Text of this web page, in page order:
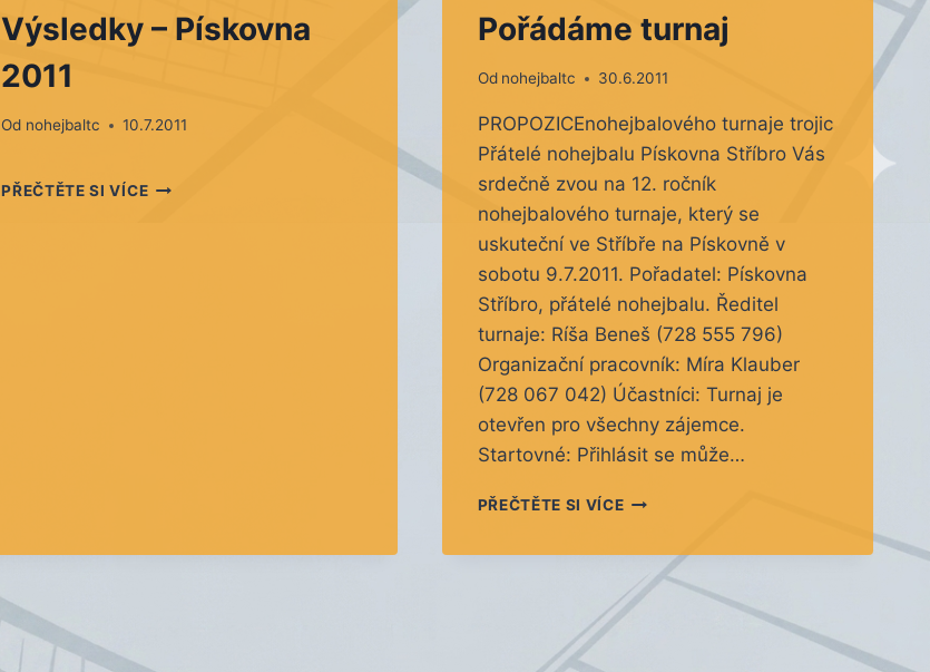
Výsledky – Pískovna
2011
Od nohejbaltc 10.7.2011
PŘEČTĚTE SI VÍCEVÝSLEDKY
Pořádáme turnaj
Od nohejbaltc 30.6.2011
PROPOZICEnohejbalového turnaje trojic
Přátelé nohejbalu Pískovna Stříbro Vás
srdečně zvou na 12. ročník
nohejbalového turnaje, který se
uskuteční ve Stříbře na Pískovně v
sobotu 9.7.2011. Pořadatel: Pískovna
Stříbro, přátelé nohejbalu. Ředitel
turnaje: Ríša Beneš (728 555 796)
Organizační pracovník: Míra Klauber
(728 067 042) Účastníci: Turnaj je
otevřen pro všechny zájemce.
Startovné: Přihlásit se může…
PŘEČTĚTE SI VÍCEPOŘÁDÁME